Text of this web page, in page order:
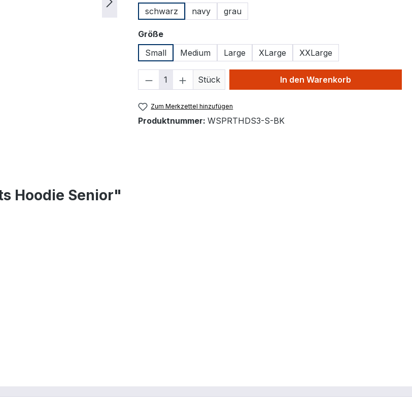
schwarz
navy grau
Größeauswählen
Small
Medium Large XLarge XXLarge
Produkt Anzahl: Gib den gewünschten Wert
Stück In den Warenkorb
Zum Merkzettel hinzufügen
Produktnummer: WSPRTHDS3-S-BK
Hoodie Senior"